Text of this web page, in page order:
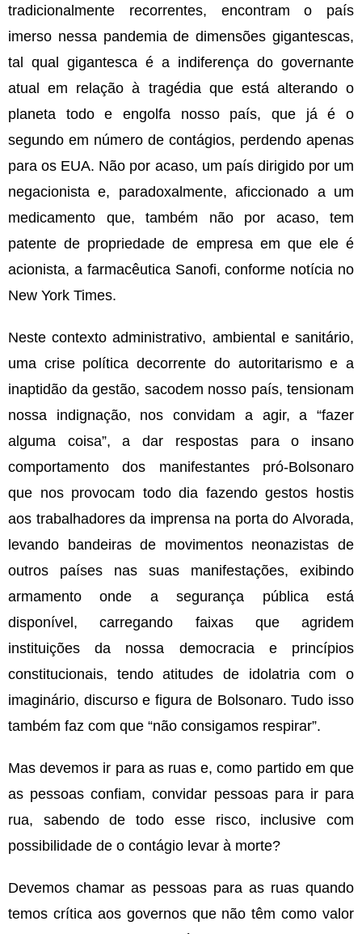
tradicionalmente recorrentes, encontram o país
imerso nessa pandemia de dimensões gigantescas,
tal qual gigantesca é a indiferença do governante
atual em relação à tragédia que está alterando o
planeta todo e engolfa nosso país, que já é o
segundo em número de contágios, perdendo apenas
para os EUA. Não por acaso, um país dirigido por um
negacionista e, paradoxalmente, aficcionado a um
medicamento que, também não por acaso, tem
patente de propriedade de empresa em que ele é
acionista, a farmacêutica Sanofi, conforme notícia no
New York Times.
Neste contexto administrativo, ambiental e sanitário,
uma crise política decorrente do autoritarismo e a
inaptidão da gestão, sacodem nosso país, tensionam
nossa indignação, nos convidam a agir, a “fazer
alguma coisa”, a dar respostas para o insano
comportamento dos manifestantes pró-Bolsonaro
que nos provocam todo dia fazendo gestos hostis
aos trabalhadores da imprensa na porta do Alvorada,
levando bandeiras de movimentos neonazistas de
outros países nas suas manifestações, exibindo
armamento onde a segurança pública está
disponível, carregando faixas que agridem
instituições da nossa democracia e princípios
constitucionais, tendo atitudes de idolatria com o
imaginário, discurso e figura de Bolsonaro. Tudo isso
também faz com que “não consigamos respirar”.
Mas devemos ir para as ruas e, como partido em que
as pessoas confiam, convidar pessoas para ir para
rua, sabendo de todo esse risco, inclusive com
possibilidade de o contágio levar à morte?
Devemos chamar as pessoas para as ruas quando
temos crítica aos governos que não têm como valor